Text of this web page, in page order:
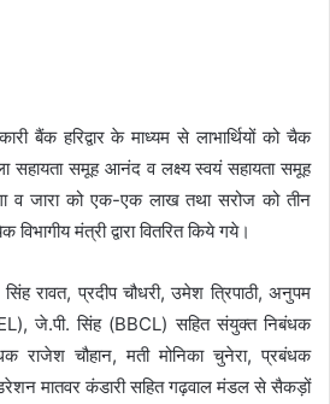
बैंक हरिद्वार के माध्यम से लाभार्थियों को चैक
सहायता समूह आनंद व लक्ष्य स्वयं सहायता समूह
व जारा को एक-एक लाख तथा सरोज को तीन
मंत्री द्वारा वितरित किये गये।
सिंह रावत, प्रदीप चौधरी, उमेश त्रिपाठी, अनुपम
जे.पी. सिंह (BBCL) सहित संयुक्त निबंधक
राजेश चौहान, मती मोनिका चुनेरा, प्रबंधक
मातवर कंडारी सहित गढ़वाल मंडल से सैकड़ों